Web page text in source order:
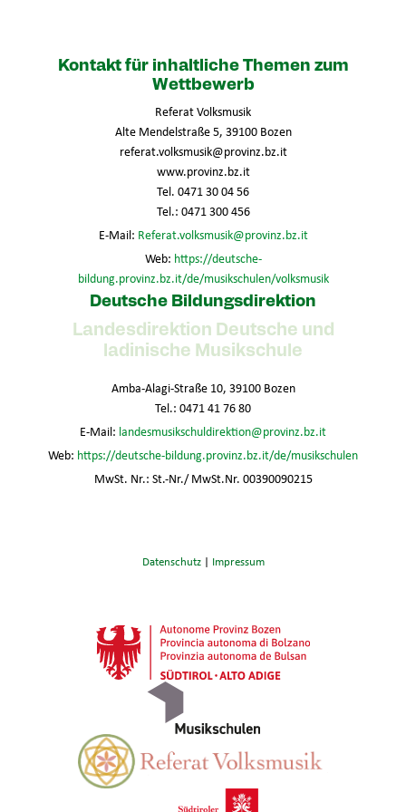
Kontakt für inhaltliche Themen zum
Wettbewerb
Referat Volksmusik
Alte Mendelstraße 5, 39100 Bozen
referat.volksmusik@provinz.bz.it
www.provinz.bz.it
Tel. 0471 30 04 56
Tel.: 0471 300 456
E-Mail: Referat.volksmusik@provinz.bz.it
Web: https://deutsche-
bildung.provinz.bz.it/de/musikschulen/volksmusik
Deutsche Bildungsdirektion
Landesdirektion Deutsche und
ladinische Musikschule
Amba-Alagi-Straße 10, 39100 Bozen
Tel.: 0471 41 76 80
E-Mail: landesmusikschuldirektion@provinz.bz.it
Web: https://deutsche-bildung.provinz.bz.it/de/musikschulen
MwSt. Nr.: St.-Nr./ MwSt.Nr. 00390090215
Datenschutz| Impressum